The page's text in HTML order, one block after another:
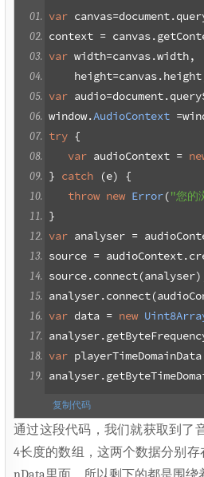
var canvas=document.
context = canvas.
var width=canvas.width,
    height
=canvas.height
var audio=document.
window.AudioContext =
try {
var audioContext =
} catch (e)
{
throw new Error("您的
}
var analyser =
source = audioContext.
source.connect(analyser
analyser.connect(
var data = new
analyser.
var playerTimeDomainData
analyser.
复制代码
通过这段代码，我们就获取到了
4长度的数组，这两个数据分别存